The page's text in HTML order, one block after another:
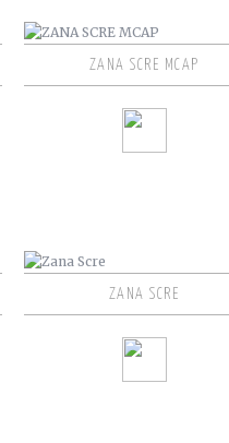
ZANA SCRE MCAP
ZANA SCRE